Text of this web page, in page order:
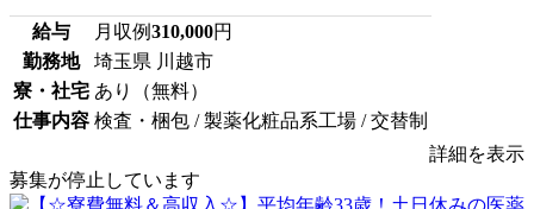
給与 月収例310,000円
勤務地
埼玉県 川越市
寮・社宅 あり（無料）
仕事内容 検査・梱包 / 製薬化粧品系工場 / 交替制
詳細を表示
募集が停止しています